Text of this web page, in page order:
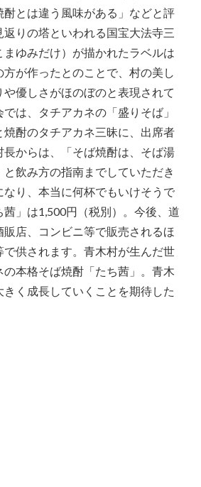
酎とは違う風味がある」などと評
りの塔といわれる国宝大法寺三
ゆみだけ）が描かれたラベルは
が作ったとのことで、村の美し
や優しさがほのぼのと表現されて
は、タチアカネの「盛りそば」
焼酎のタチアカネ三昧に、出席者
からは、「そば焼酎は、そば湯
飲み方の指南までしていただき
なり、本当に何杯でもいけそうで
」は1,500円（税別）。今後、道
店、コンビニ等で販売されるほ
供されます。青木村が生んだ世
本格そば焼酎「たち茜」。青木
く成長していくことを期待した